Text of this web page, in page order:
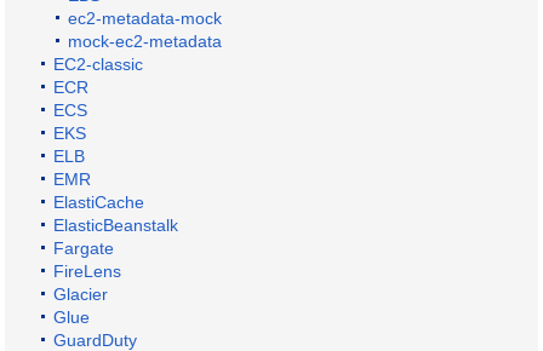
ec2-metadata-mock
mock-ec2-metadata
EC2-classic
ECR
ECS
EKS
ELB
EMR
ElastiCache
ElasticBeanstalk
Fargate
FireLens
Glacier
Glue
GuardDuty